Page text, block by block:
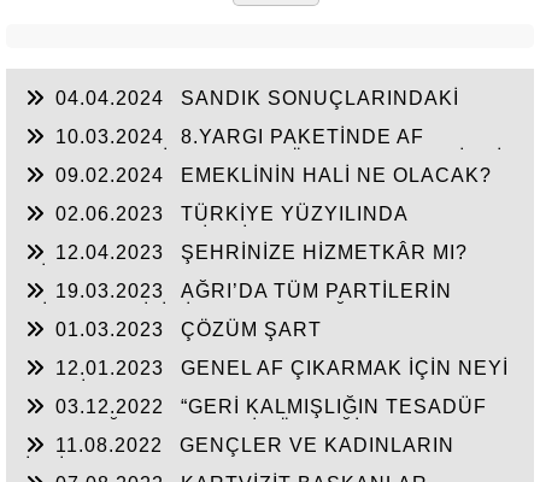
04.04.2024
SANDIK SONUÇLARINDAKİ
10.03.2024
8.YARGI PAKETİNDE AF
09.02.2024
EMEKLİNİN HALİ NE OLACAK?
02.06.2023
TÜRKİYE YÜZYILINDA
İLE İKİNCİ BİR ŞANS VERİLMELİ
12.04.2023
ŞEHRİNİZE HİZMETKÂR MI?
19.03.2023
AĞRI’DA TÜM PARTİLERİN
OLMALI!
01.03.2023
ÇÖZÜM ŞART
12.01.2023
GENEL AF ÇIKARMAK İÇİN NEYİ
03.12.2022
“GERİ KALMIŞLIĞIN TESADÜF
DOĞUBAYAZIT’TIR.”
11.08.2022
GENÇLER VE KADINLARIN